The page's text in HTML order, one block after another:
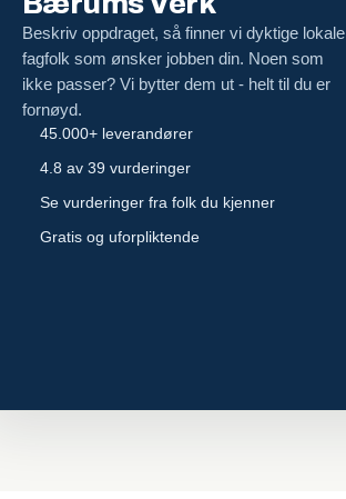
Beskriv oppdraget, så finner vi dyktige lokale
fagfolk som ønsker jobben din. Noen som
ikke passer? Vi bytter dem ut - helt til du er
fornøyd.
45.000+ leverandører
4.8 av 39 vurderinger
Se vurderinger fra folk du kjenner
Gratis og uforpliktende